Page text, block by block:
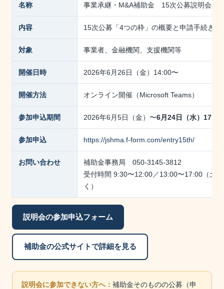
名称 事業承継・M&A補助金 15次公募説明会
内容 15次公募「4つの枠」の概要と申請手続きの
対象 事業者、金融機関、支援機関等
開催日時 2026年6月26日（金）14:00〜
開催方法 オンライン開催（Microsoft Teams）
参加申込期間 2026年6月5日（金）〜6月24日（水）17:00
参加申込 https://jshma.f-form.com/entry15th/
お問い合わせ
補助金事務局 050-3145-3812
受付時間 9:30〜12:00／13:00〜17:00（土
く）
説明会の参加申込フォーム
補助金の公式サイトで詳細を見る
説明会に参加できない方へ： 補助金そのものの公募（申